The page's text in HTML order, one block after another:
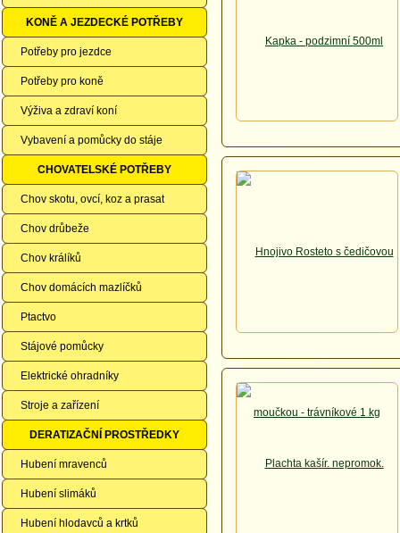
KONĚ A JEZDECKÉ POTŘEBY
Potřeby pro jezdce
Potřeby pro koně
Výživa a zdraví koní
Vybavení a pomůcky do stáje
CHOVATELSKÉ POTŘEBY
Chov skotu, ovcí, koz a prasat
Chov drůbeže
Chov králíků
Chov domácích mazlíčků
Ptactvo
Stájové pomůcky
Elektrické ohradníky
Stroje a zařízení
DERATIZAČNÍ PROSTŘEDKY
Hubení mravenců
Hubení slimáků
Hubení hlodavců a krtků